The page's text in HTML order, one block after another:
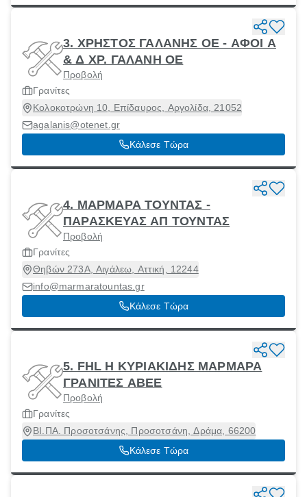
3. ΧΡΗΣΤΟΣ ΓΑΛΑΝΗΣ ΟΕ - ΑΦΟΙ Α
& Δ ΧΡ. ΓΑΛΑΝΗ ΟΕ
Προβολή
Γρανίτες
Κολοκοτρώνη 10, Επίδαυρος, Αργολίδα, 21052
agalanis@otenet.gr
Κάλεσε Τώρα
4. ΜΑΡΜΑΡΑ ΤΟΥΝΤΑΣ -
ΠΑΡΑΣΚΕΥΑΣ ΑΠ ΤΟΥΝΤΑΣ
Προβολή
Γρανίτες
Θηβών 273Α, Αιγάλεω, Αττική, 12244
info@marmaratountas.gr
Κάλεσε Τώρα
5. FHL Η ΚΥΡΙΑΚΙΔΗΣ ΜΑΡΜΑΡΑ
ΓΡΑΝΙΤΕΣ ΑΒΕΕ
Προβολή
Γρανίτες
ΒΙ.ΠΑ. Προσοτσάνης, Προσοτσάνη, Δράμα, 66200
Κάλεσε Τώρα